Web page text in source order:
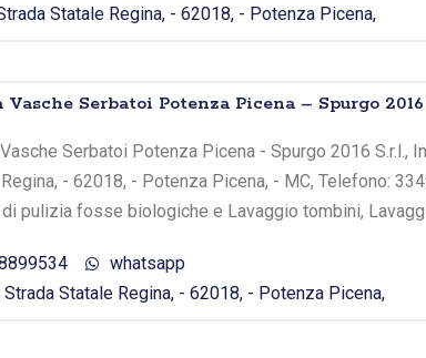
Statale Regina, - 62018, - Potenza Picena,
Vasche Serbatoi Potenza Picena – Spurgo 2016
Serbatoi Potenza Picena - Spurgo 2016 S.r.l.,
- 62018, - Potenza Picena, - MC, Telefono:
pulizia fosse biologiche e Lavaggio tombini,
whatsapp
Strada Statale Regina, - 62018, - Potenza Picena,